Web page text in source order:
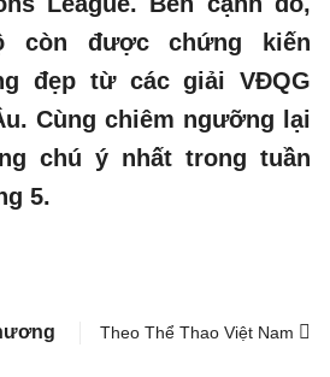
còn được chứng kiến
đẹp từ các giải VĐQG
Cùng chiêm ngưỡng lại
chú ý nhất trong tuần
5.
Theo Thể Thao Việt Nam